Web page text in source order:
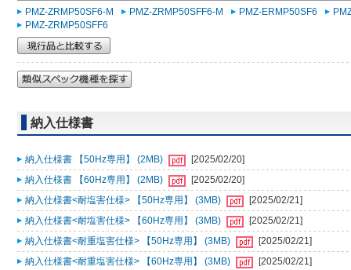
PMZ-ZRMP50SF6-M PMZ-ZRMP50SFF6-M PMZ-ERMP50SF6
PMZ-ZRMP50SFF6
納入仕様書
納入仕様書 【50Hz専用】 (2MB)
[2025/02/20]
納入仕様書 【60Hz専用】 (2MB)
[2025/02/20]
納入仕様書<耐塩害仕様> 【50Hz専用】 (3MB)
[2025/02/21]
納入仕様書<耐塩害仕様> 【60Hz専用】 (3MB)
[2025/02/21]
納入仕様書<耐重塩害仕様> 【50Hz専用】 (3MB)
[2025/02/21]
納入仕様書<耐重塩害仕様> 【60Hz専用】 (3MB)
[2025/02/21]